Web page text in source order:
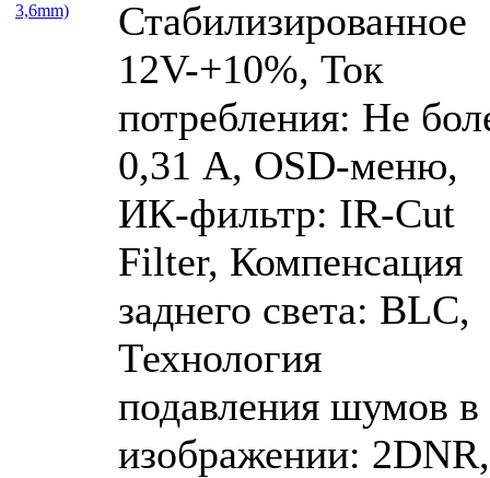
Стабилизированное
12V-+10%, Ток
потребления: Не
0,31 А, OSD-меню,
ИК-фильтр: IR-Cut
Filter, Компенсация
заднего света: BLC,
Технология
подавления шумов в
изображении: 2DNR,